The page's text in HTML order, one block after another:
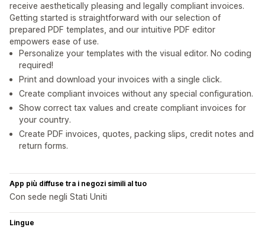
receive aesthetically pleasing and legally compliant invoices.
Getting started is straightforward with our selection of
prepared PDF templates, and our intuitive PDF editor
empowers ease of use.
Personalize your templates with the visual editor. No coding
required!
Print and download your invoices with a single click.
Create compliant invoices without any special configuration.
Show correct tax values and create compliant invoices for
your country.
Create PDF invoices, quotes, packing slips, credit notes and
return forms.
App più diffuse tra i negozi simili al tuo
Con sede negli Stati Uniti
Lingue